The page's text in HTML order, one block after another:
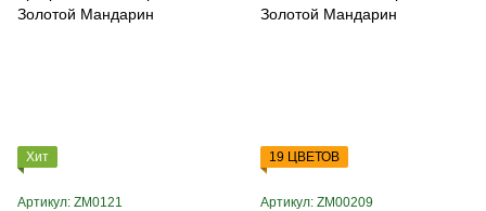
Хит
Артикул: ZM0121
19 ЦВЕТОВ
Артикул: ZM00209